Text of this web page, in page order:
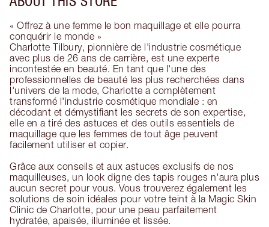
« Offrez à une femme le bon maquillage et elle pourra
conquérir le monde »
Charlotte Tilbury, pionnière de l'industrie cosmétique
avec plus de 26 ans de carrière, est une experte
incontestée en beauté. En tant que l'une des
professionnelles de beauté les plus recherchées dans
l'univers de la mode, Charlotte a complètement
transformé l'industrie cosmétique mondiale : en
décodant et démystifiant les secrets de son expertise,
elle en a tiré des astuces et des outils essentiels de
maquillage que les femmes de tout âge peuvent
facilement utiliser et copier.
Grâce aux conseils et aux astuces exclusifs de nos
maquilleuses, un look digne des tapis rouges n'aura plus
aucun secret pour vous. Vous trouverez également les
solutions de soin idéales pour votre teint à la Magic Skin
Clinic de Charlotte, pour une peau parfaitement
hydratée, apaisée, illuminée et lissée.